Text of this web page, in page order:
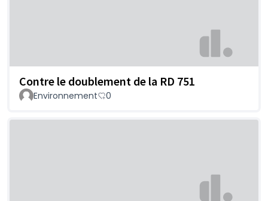
Contre le doublement de la RD 751
Environnement 0